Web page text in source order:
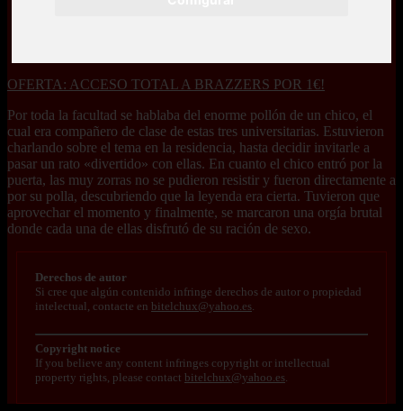
OFERTA: ACCESO TOTAL A BRAZZERS POR 1€!
Por toda la facultad se hablaba del enorme pollón de un chico, el
cual era compañero de clase de estas tres universitarias. Estuvieron
charlando sobre el tema en la residencia, hasta decidir invitarle a
pasar un rato «divertido» con ellas. En cuanto el chico entró por la
puerta, las muy zorras no se pudieron resistir y fueron directamente a
por su polla, descubriendo que la leyenda era cierta. Tuvieron que
aprovechar el momento y finalmente, se marcaron una orgía brutal
donde cada una de ellas disfrutó de su ración de sexo.
Derechos de autor
Si cree que algún contenido infringe derechos de autor o propiedad
intelectual, contacte en bitelchux@yahoo.es
Copyright notice
If you believe any content infringes copyright or intellectual
property rights, please contact bitelchux@yahoo.es